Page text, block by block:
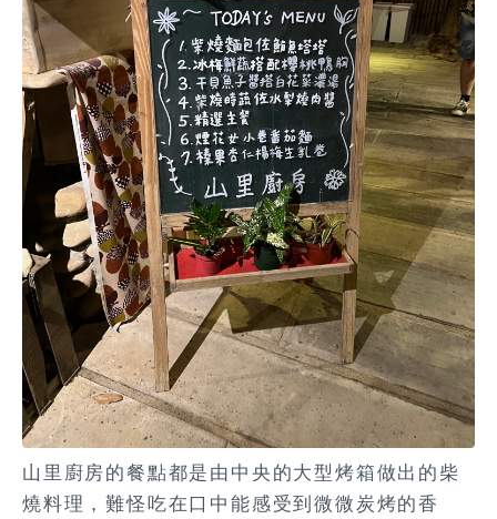
山里廚房的餐點都是由中央的大型烤箱做出的柴
燒料理，難怪吃在口中能感受到微微炭烤的香